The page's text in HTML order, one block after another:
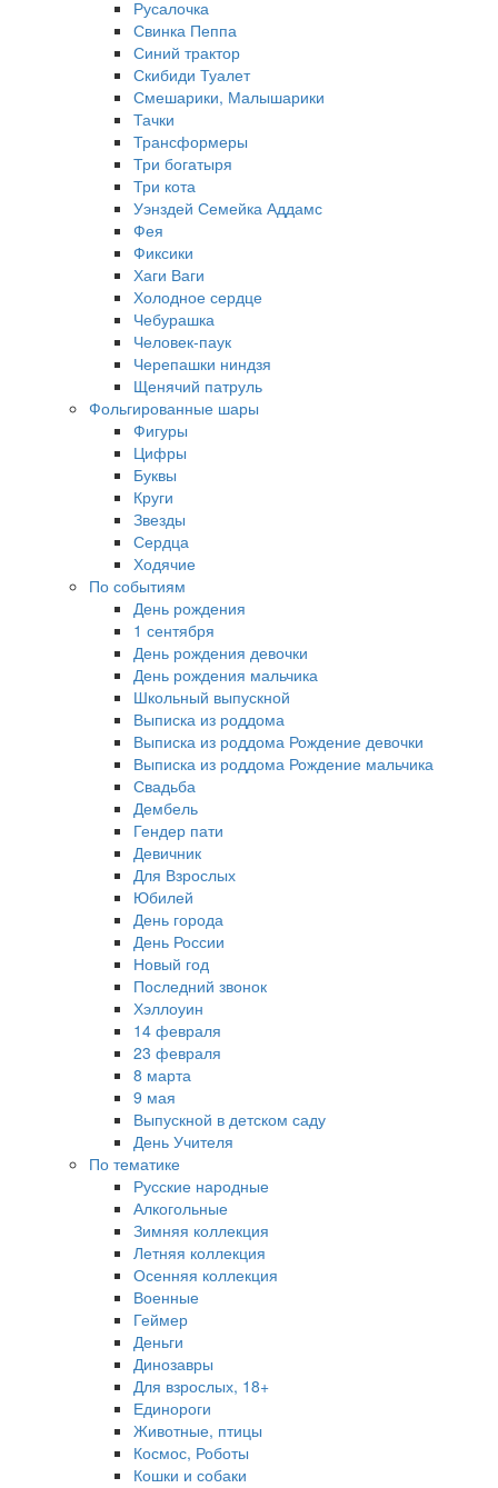
Русалочка
Свинка Пеппа
Синий трактор
Скибиди Туалет
Смешарики, Малышарики
Тачки
Трансформеры
Три богатыря
Три кота
Уэнздей Семейка Аддамс
Фея
Фиксики
Хаги Ваги
Холодное сердце
Чебурашка
Человек-паук
Черепашки ниндзя
Щенячий патруль
Фольгированные шары
Фигуры
Цифры
Буквы
Круги
Звезды
Сердца
Ходячие
По событиям
День рождения
1 сентября
День рождения девочки
День рождения мальчика
Школьный выпускной
Выписка из роддома
Выписка из роддома Рождение девочки
Выписка из роддома Рождение мальчика
Свадьба
Дембель
Гендер пати
Девичник
Для Взрослых
Юбилей
День города
День России
Новый год
Последний звонок
Хэллоуин
14 февраля
23 февраля
8 марта
9 мая
Выпускной в детском саду
День Учителя
По тематике
Русские народные
Алкогольные
Зимняя коллекция
Летняя коллекция
Осенняя коллекция
Военные
Геймер
Деньги
Динозавры
Для взрослых, 18+
Единороги
Животные, птицы
Космос, Роботы
Кошки и собаки